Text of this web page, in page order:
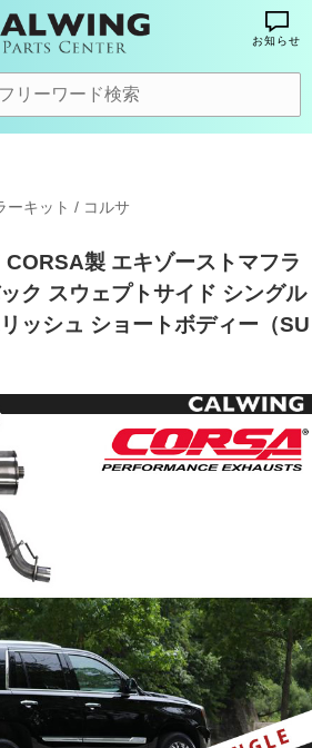
お知らせ
ーキット / コルサ
製 エキゾーストマフラ
ク スウェプトサイド シングル
ッシュ ショートボディー（SU